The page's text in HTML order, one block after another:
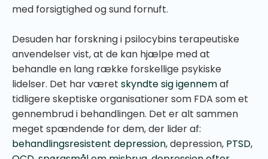
med forsigtighed og sund fornuft.
Desuden har forskning i psilocybins terapeutiske
anvendelser vist, at de kan hjælpe med at
behandle en lang række forskellige psykiske
lidelser. Det har været skyndte sig igennemaf
tidligere skeptiske organisationer som FDA som et
gennembrud i behandlingen. Det er alt sammen
meget spændende for dem, der lider af:
behandlingsresistent depression, depression, PTSD,